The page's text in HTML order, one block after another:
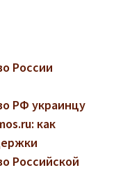
России
РФ украинцу
как
Российской